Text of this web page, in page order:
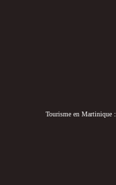
Tourisme en Martinique